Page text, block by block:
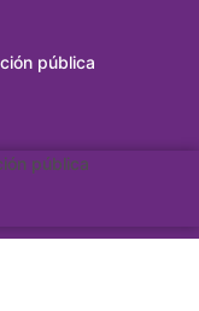
pública
pública